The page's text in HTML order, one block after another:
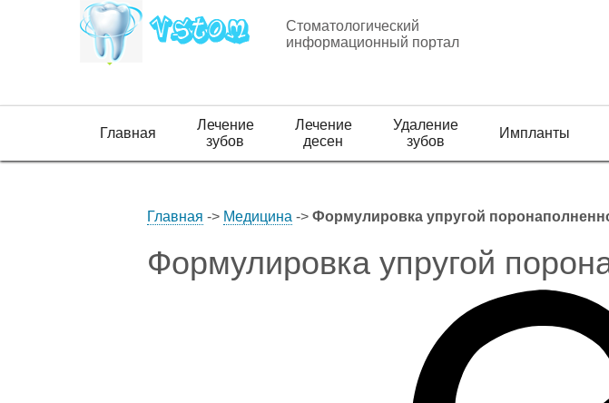
Стоматологический
информационный портал
Главная
Лечение
зубов
Лечение
десен
Удаление
зубов
Импланты
Главная -> Медицина -> Формулировка упругой
Формулировка упругой